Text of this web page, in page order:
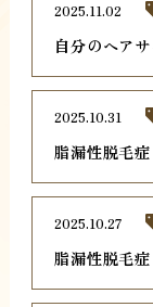
自分のヘア
2025.11.02
脂漏性脱毛
2025.10.31
脂漏性脱毛
2025.10.27